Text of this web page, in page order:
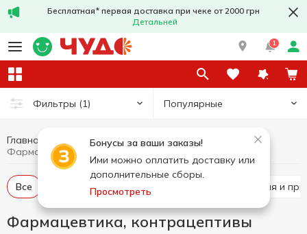
Бесплатная* первая доставка при чеке от 2000 грн
Детальней
1
Фильтры (1) Популярные
Бонусы за ваши заказы!
Ими можно оплатить доставку или
дополнительные сборы.
Просмотреть
Главная Гигиена и уход
Все Бальзам, мазь, крем Медицинские изделия и
Фармацевтика, контрацептивы